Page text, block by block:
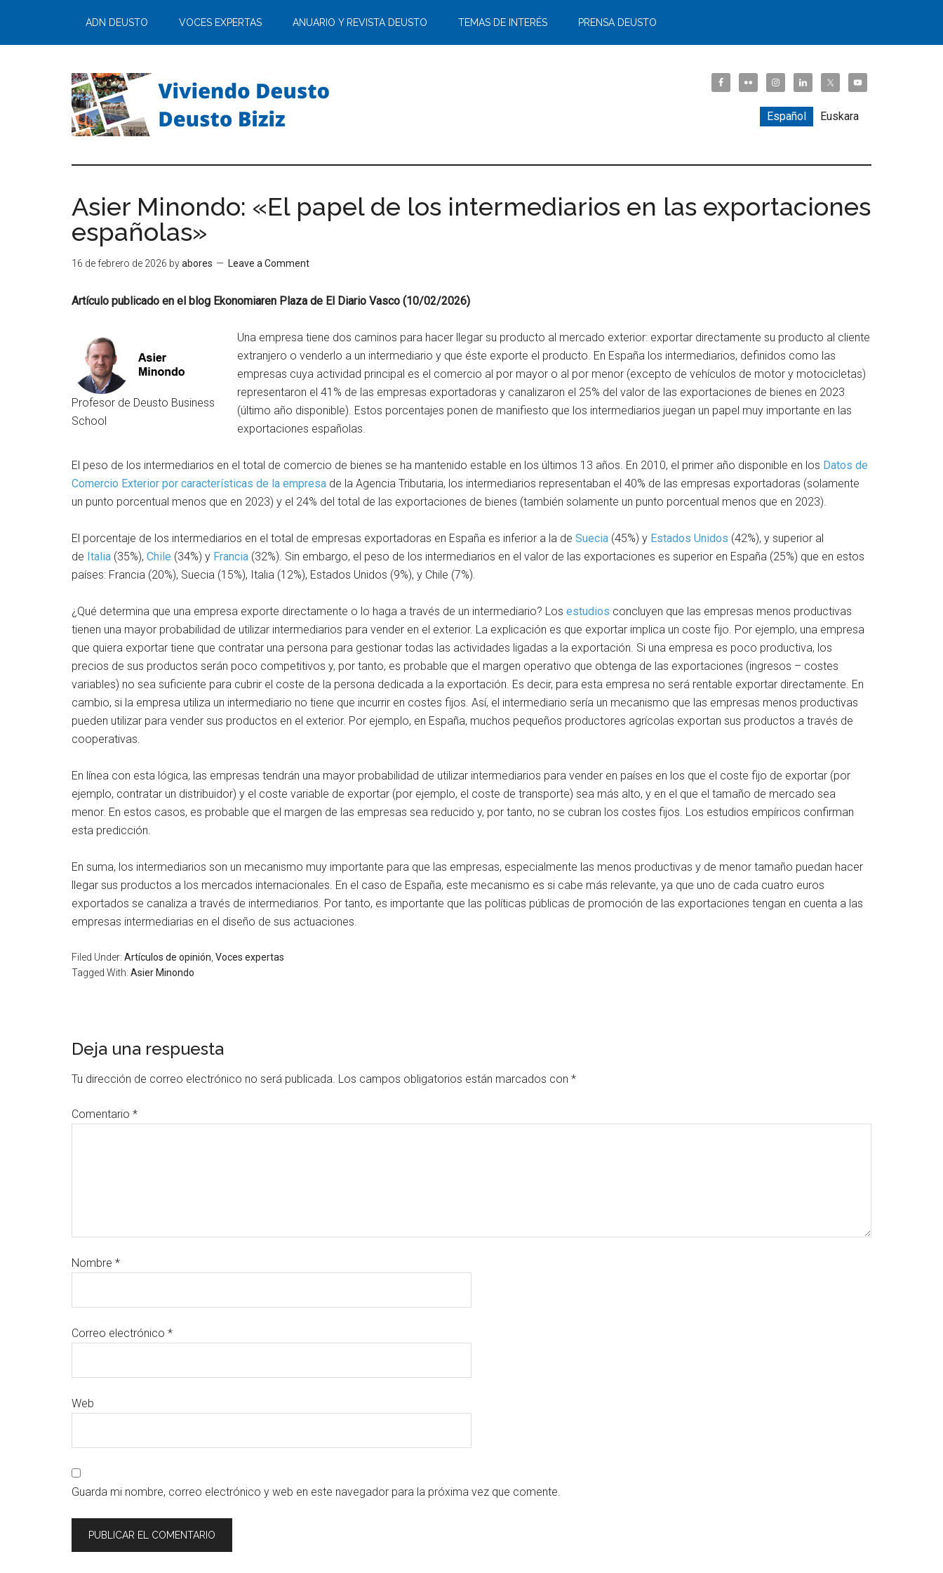
ADN DEUSTO VOCES EXPERTAS ANUARIO Y REVISTA DEUSTO TEMAS DE INTERÉS PRENSA DEUSTO
Español Euskara
Asier Minondo: «El papel de los intermediarios en las exportaciones
españolas»
16 de febrero de 2026 byabores Leave a Comment
Artículo publicado en el blog Ekonomiaren Plaza de El Diario Vasco (10/02/2026)
Profesor de Deusto Business
School
Una empresa tiene dos caminos para hacer llegar su producto al mercado exterior: exportar directamente su producto al cliente
extranjero o venderlo a un intermediario y que éste exporte el producto. En España los intermediarios, definidos como las
empresas cuya actividad principal es el comercio al por mayor o al por menor (excepto de vehículos de motor y motocicletas)
representaron el 41% de las empresas exportadoras y canalizaron el 25% del valor de las exportaciones de bienes en 2023
(último año disponible). Estos porcentajes ponen de manifiesto que los intermediarios juegan un papel muy importante en las
exportaciones españolas.
El peso de los intermediarios en el total de comercio de bienes se ha mantenido estable en los últimos 13 años. En 2010, el primer año disponible en los Datos de
Comercio Exterior por características de la empresa de la Agencia Tributaria, los intermediarios representaban el 40% de las empresas exportadoras (solamente
un punto porcentual menos que en 2023) y el 24% del total de las exportaciones de bienes (también solamente un punto porcentual menos que en 2023).
El porcentaje de los intermediarios en el total de empresas exportadoras en España es inferior a la de Suecia (45%) y Estados Unidos (42%), y superior al
de Italia (35%), Chile (34%) y Francia (32%). Sin embargo, el peso de los intermediarios en el valor de las exportaciones es superior en España (25%) que en estos
países: Francia (20%), Suecia (15%), Italia (12%), Estados Unidos (9%), y Chile (7%).
¿Qué determina que una empresa exporte directamente o lo haga a través de un intermediario? Los estudios concluyen que las empresas menos productivas
tienen una mayor probabilidad de utilizar intermediarios para vender en el exterior. La explicación es que exportar implica un coste fijo. Por ejemplo, una empresa
que quiera exportar tiene que contratar una persona para gestionar todas las actividades ligadas a la exportación. Si una empresa es poco productiva, los
precios de sus productos serán poco competitivos y, por tanto, es probable que el margen operativo que obtenga de las exportaciones (ingresos – costes
variables) no sea suficiente para cubrir el coste de la persona dedicada a la exportación. Es decir, para esta empresa no será rentable exportar directamente. En
cambio, si la empresa utiliza un intermediario no tiene que incurrir en costes fijos. Así, el intermediario sería un mecanismo que las empresas menos productivas
pueden utilizar para vender sus productos en el exterior. Por ejemplo, en España, muchos pequeños productores agrícolas exportan sus productos a través de
cooperativas.
En línea con esta lógica, las empresas tendrán una mayor probabilidad de utilizar intermediarios para vender en países en los que el coste fijo de exportar (por
ejemplo, contratar un distribuidor) y el coste variable de exportar (por ejemplo, el coste de transporte) sea más alto, y en el que el tamaño de mercado sea
menor. En estos casos, es probable que el margen de las empresas sea reducido y, por tanto, no se cubran los costes fijos. Los estudios empíricos confirman
esta predicción.
En suma, los intermediarios son un mecanismo muy importante para que las empresas, especialmente las menos productivas y de menor tamaño puedan hacer
llegar sus productos a los mercados internacionales. En el caso de España, este mecanismo es si cabe más relevante, ya que uno de cada cuatro euros
exportados se canaliza a través de intermediarios. Por tanto, es importante que las políticas públicas de promoción de las exportaciones tengan en cuenta a las
empresas intermediarias en el diseño de sus actuaciones.
Filed Under: Artículos de opinión Voces expertas
Tagged With: Asier Minondo
Deja una respuesta
Tu dirección de correo electrónico no será publicada. Los campos obligatorios están marcados con *
Comentario *
Nombre *
Correo electrónico *
Web
Guarda mi nombre, correo electrónico y web en este navegador para la próxima vez que comente.